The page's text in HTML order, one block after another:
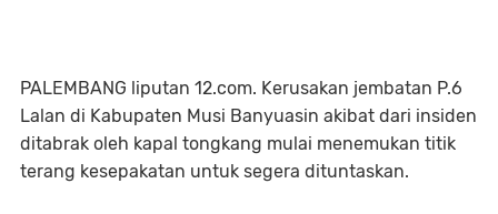
PALEMBANG liputan 12.com. Kerusakan jembatan P.6
Lalan di Kabupaten Musi Banyuasin akibat dari insiden
ditabrak oleh kapal tongkang mulai menemukan titik
terang kesepakatan untuk segera dituntaskan.